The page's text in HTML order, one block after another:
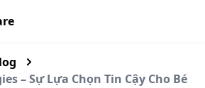
– Sự Lựa Chọn Tin Cậy Cho Bé